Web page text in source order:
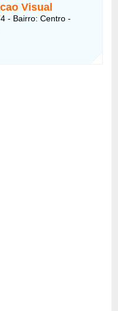
Visual
- Bairro: Centro -